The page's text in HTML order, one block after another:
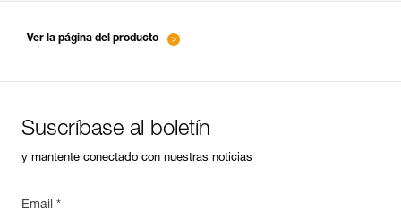
Ver la página del producto
Suscríbase al boletín
y mantente conectado con nuestras noticias
Email *